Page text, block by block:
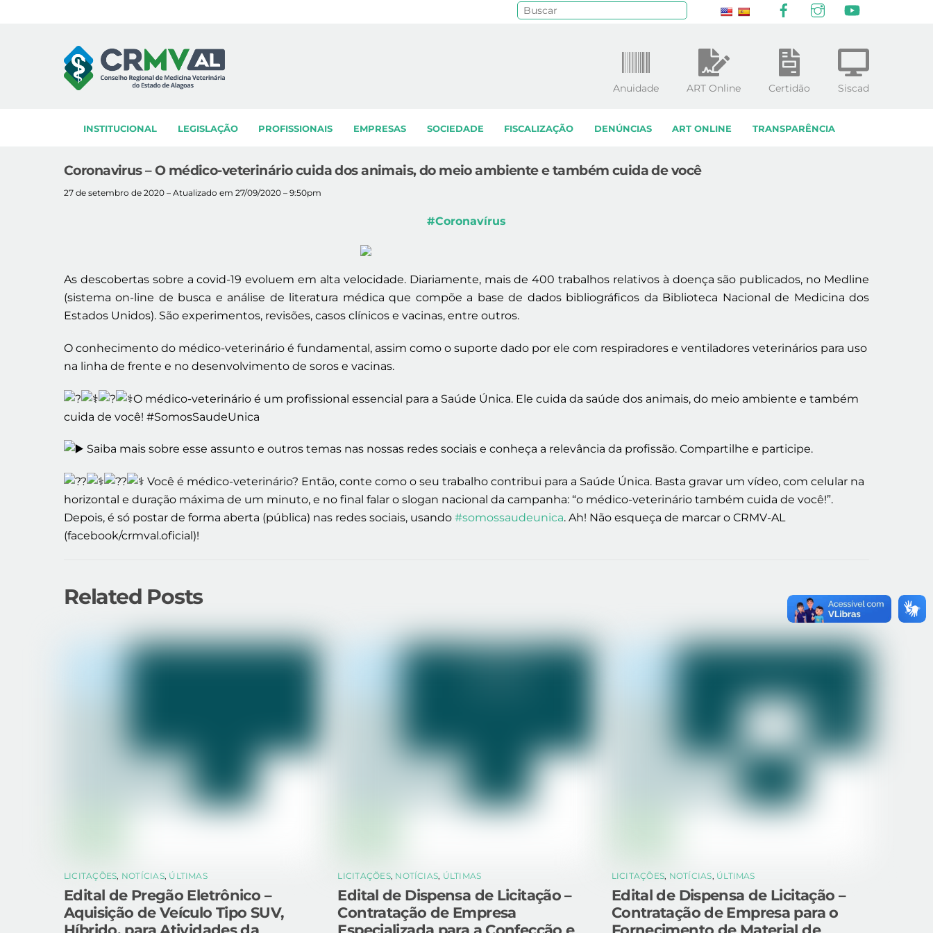
INSTITUCIONAL LEGISLAÇÃO PROFISSIONAIS EMPRESAS SOCIEDADE FISCALIZAÇÃO DENÚNCIAS ART ONLINE TRANSPARÊNCIA
Anuidade ART Online Certidão Siscad
Coronavirus – O médico-veterinário cuida dos animais, do meio ambiente e também cuida de você
27 de setembro de 2020 – Atualizado em 27/09/2020 – 9:50pm
#Coronavírus
As descobertas sobre a covid-19 evoluem em alta velocidade. Diariamente, mais de 400 trabalhos relativos à doença são publicados, no Medline
(sistema on-line de busca e análise de literatura médica que compõe a base de dados bibliográficos da Biblioteca Nacional de Medicina dos
Estados Unidos). São experimentos, revisões, casos clínicos e vacinas, entre outros.
O conhecimento do médico-veterinário é fundamental, assim como o suporte dado por ele com respiradores e ventiladores veterinários para uso
na linha de frente e no desenvolvimento de soros e vacinas.
O médico-veterinário é um profissional essencial para a Saúde Única. Ele cuida da saúde dos animais, do meio ambiente e também
cuida de você! #SomosSaudeUnica
Saiba mais sobre esse assunto e outros temas nas nossas redes sociais e conheça a relevância da profissão. Compartilhe e participe.
Você é médico-veterinário? Então, conte como o seu trabalho contribui para a Saúde Única. Basta gravar um vídeo, com celular na
horizontal e duração máxima de um minuto, e no final falar o slogan nacional da campanha: “o médico-veterinário também cuida de você!”.
Depois, é só postar de forma aberta (pública) nas redes sociais, usando #somossaudeunica. Ah! Não esqueça de marcar o CRMV-AL
(facebook/crmval.oficial)!
Related Posts
LICITAÇÕES, NOTÍCIAS, ÚLTIMAS
Edital de Pregão Eletrônico –
Aquisição de Veículo Tipo SUV,
LICITAÇÕES, NOTÍCIAS, ÚLTIMAS
Edital de Dispensa de Licitação –
Contratação de Empresa
LICITAÇÕES, NOTÍCIAS, ÚLTIMAS
Edital de Dispensa de Licitação –
Contratação de Empresa para o